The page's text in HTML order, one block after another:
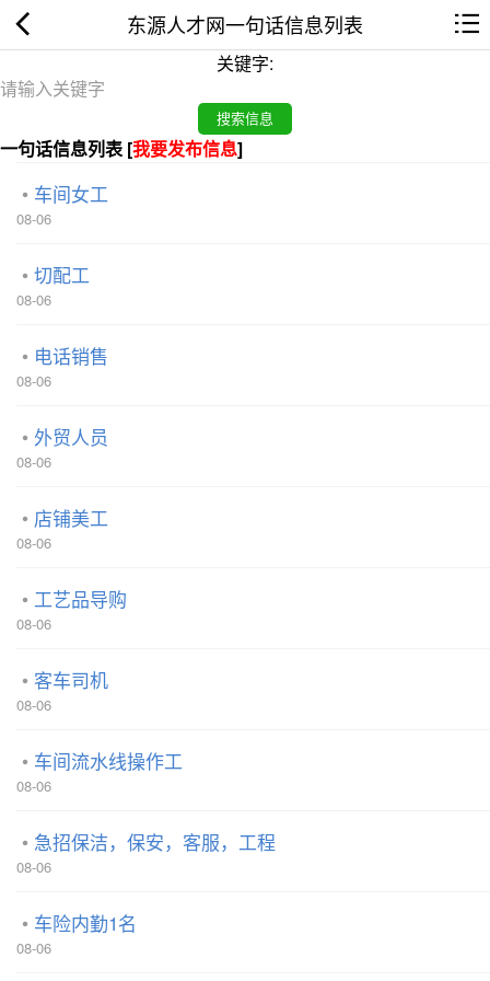
东源人才网一句话信息列表
关键字:
一句话信息列表 [我要发布信息]
车间女工
08-06
切配工
08-06
电话销售
08-06
外贸人员
08-06
店铺美工
08-06
工艺品导购
08-06
客车司机
08-06
车间流水线操作工
08-06
急招保洁，保安，客服，工程
08-06
车险内勤1名
08-06